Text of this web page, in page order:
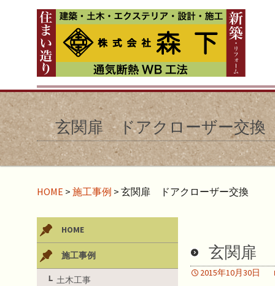
玄関扉 ドアクローザー交換
HOME > 施工事例 > 玄関扉 ドアクローザー交換
玄関扉
2015年10月30日
HOME
施工事例
土木工事